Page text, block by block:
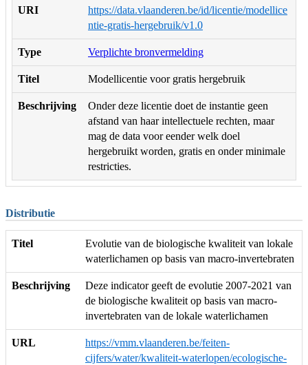
URI
https://data.vlaanderen.be/id/licentie/modellice
ntie-gratis-hergebruik/v1.0
Type Verplichte bronvermelding
Titel Modellicentie voor gratis hergebruik
Beschrijving
Onder deze licentie doet de instantie geen
afstand van haar intellectuele rechten, maar
mag de data voor eender welk doel
hergebruikt worden, gratis en onder minimale
restricties.
Distributie
Titel
Evolutie van de biologische kwaliteit van lokale
waterlichamen op basis van macro-invertebraten
Beschrijving
Deze indicator geeft de evolutie 2007-2021 van
de biologische kwaliteit op basis van macro-
invertebraten van de lokale waterlichamen
URL
https://vmm.vlaanderen.be/feiten-
cijfers/water/kwaliteit-waterlopen/ecologische-